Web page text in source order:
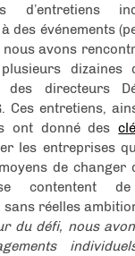
d’entretiens
des événements
nous avons
dizaines
des directeurs
Ces entretiens,
ont donné des
les entreprises
de changer
contentent
réelles
du défi, nous